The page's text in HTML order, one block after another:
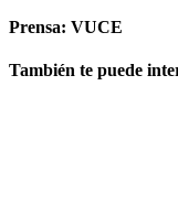
Prensa: VUCE
También te puede